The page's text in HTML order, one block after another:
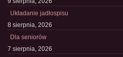
Układanie jadłospisu
8 sierpnia, 2026
Dla seniorów
7 sierpnia, 2026